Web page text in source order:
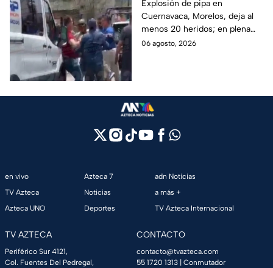
llanto de un niño;
adultos desatan pelea
tras explosión de pipa
Explosión de pipa en
Cuernavaca, Morelos, deja al
menos 20 heridos; en plena
emergencia, dos hombres
06 agosto, 2026
en vivo
TV Azteca
Azteca UNO
Azteca 7
Noticias
Deportes
adn Noticias
a más +
TV Azteca Internacional
TV AZTECA
Periférico Sur 4121,
Col. Fuentes Del Pedregal,
CONTACTO
contacto@tvazteca.com
55 1720 1313 | Conmutador